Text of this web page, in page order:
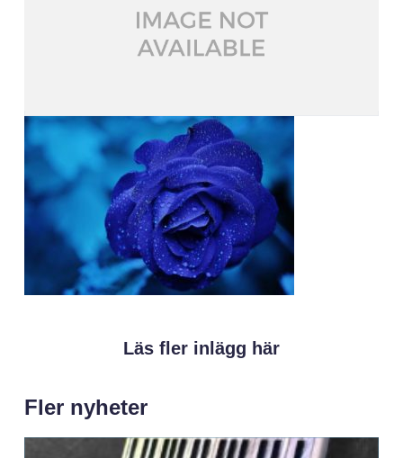
Läs fler inlägg här
Fler nyheter